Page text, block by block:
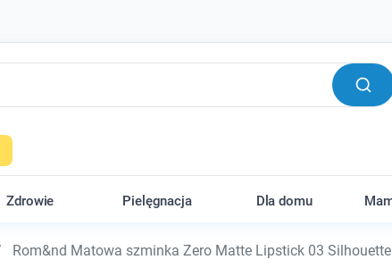
Zdrowie Pielęgnacja Dla domu
Rom&nd Matowa szminka Zero Matte Lipstick 03 Silhouette